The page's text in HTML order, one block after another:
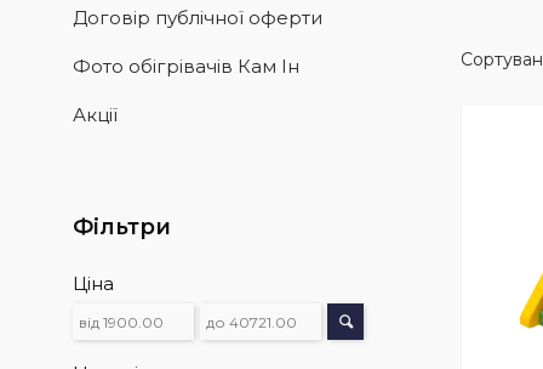
Договір публічної оферти
Фото обігрівачів Кам Ін
Акції
Фільтри
Ціна